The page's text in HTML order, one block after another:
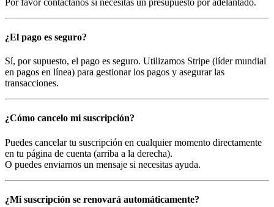
¿El pago es seguro?
Sí, por supuesto, el pago es seguro. Utilizamos Stripe (líder mundial
en pagos en línea) para gestionar los pagos y asegurar las
transacciones.
¿Cómo cancelo mi suscripción?
Puedes cancelar tu suscripción en cualquier momento directamente
en tu página de cuenta (arriba a la derecha).
O puedes enviarnos un mensaje si necesitas ayuda.
¿Mi suscripción se renovará automáticamente?